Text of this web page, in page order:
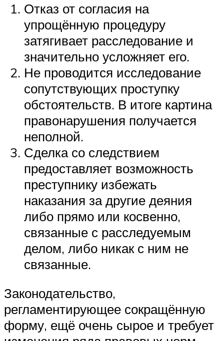
Отказ от согласия на
упрощённую процедуру
затягивает расследование и
значительно усложняет его.
Не проводится исследование
сопутствующих проступку
обстоятельств. В итоге картина
правонарушения получается
неполной.
Сделка со следствием
предоставляет возможность
преступнику избежать
наказания за другие деяния
либо прямо или косвенно,
связанные с расследуемым
делом, либо никак с ним не
связанные.
Законодательство,
регламентирующее сокращённую
форму, ещё очень сырое и требует